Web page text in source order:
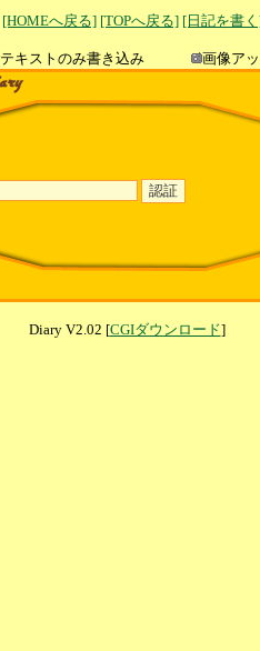
[HOMEへ戻る] [TOPへ戻る] [日記を書
テキストのみ書き込み
画像ア
Diary V2.02 [CGIダウンロード]